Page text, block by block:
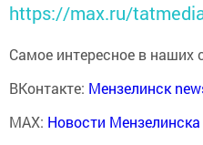
https://max.ru/
Самое интересное в наших
ВКонтакте: Мензелинск
MAX: Новости